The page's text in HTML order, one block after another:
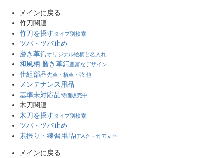
メインに戻る
竹刀関連
竹刀を探すタイプ別検索
ツバ・ツバ止め
磨き革鍔オリジナル絵柄と名入れ
和風柄 磨き革鍔豊富なデザイン
仕組部品先革・柄革・弦 他
メンテナンス用品
基準未対応品特価販売中
木刀関連
木刀を探すタイプ別検索
ツバ・ツバ止め
素振り・練習用品打込台・竹刀立台
メインに戻る